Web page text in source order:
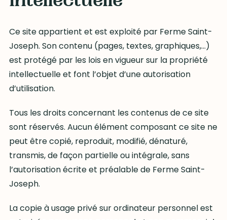
Ce site appartient et est exploité par Ferme Saint-
Joseph. Son contenu (pages, textes, graphiques,…)
est protégé par les lois en vigueur sur la propriété
intellectuelle et font l’objet d’une autorisation
d’utilisation.
Tous les droits concernant les contenus de ce site
sont réservés. Aucun élément composant ce site ne
peut être copié, reproduit, modifié, dénaturé,
transmis, de façon partielle ou intégrale, sans
l’autorisation écrite et préalable de Ferme Saint-
Joseph.
La copie à usage privé sur ordinateur personnel est